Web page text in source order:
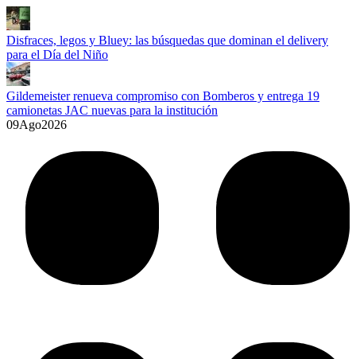
Disfraces, legos y Bluey: las búsquedas que dominan el delivery
para el Día del Niño
Gildemeister renueva compromiso con Bomberos y entrega 19
camionetas JAC nuevas para la institución
09Ago2026